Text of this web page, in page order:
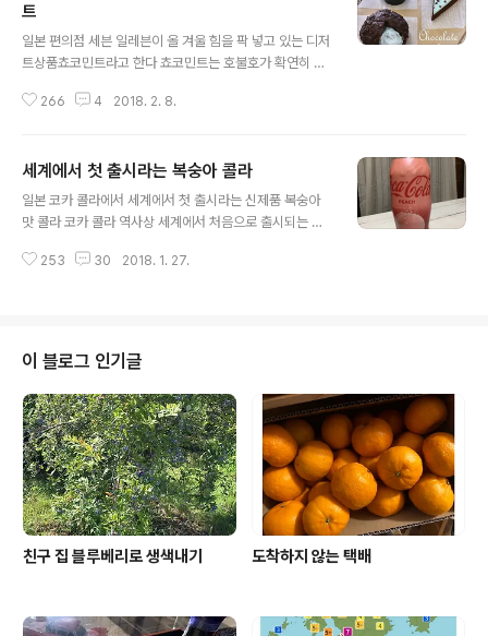
트
일본 편의점 세븐 일레븐이 올 겨울 힘을 팍 넣고 있는 디저
트상품쵸코민트라고 한다 쵸코민트는 호불호가 확연히 갈
전문점 31에서도 쵸코 민트 아이스크림은 꾸준히 인기가
코 .. 안 맛있수가 없을것 같다 298엔 (2980원) 세금포함
180엔 (1800원 짜리 ) 쵸코민트 생쵸코라 민트랑 초코칩
의 궁합이 최고라는 평판이다 이번 겨울 쵸코민트 3종류중
는 쵸코민트 슈크림 150엔 (1500원)겉은 초코로 코팅 속
266 4 2018. 2. 8.
세계에서 첫 출시라는 복숭아 콜라
일본 코카 콜라에서 세계에서 첫 출시라는 신제품 복숭아
맛 콜라 코카 콜라 역사상 세계에서 처음으로 출시되는 거
아 맛 콜라라 ... 코카콜라 홈페이지를 보면 탄산의 톡 쏘는
아 맛 콜라 히로가 학교에서 돌아 오면서 들린 편의점에서
복숭아 맛 콜라는 발견하고 어떤 맛인지 궁금 해서 사 왔다
고 한다 핑크빛 콜라여자 아이들 취향?? 기간 한정으로 출
시인 복숭아 맛 콜라 기존 코카콜라는 남자들 그리고 복숭
아 맛 콜라는 여자들을 위한 콜라란다 일단 컵에 따라 보니
색깔은 일반 코카콜라랑 같은 색..
253 30 2018. 1. 27.
이 블로그 인기글
친구 집 블루베리로 생색내기 도착하지 않는 택배